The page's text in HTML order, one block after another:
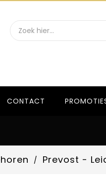
CONTACT
Prevost -